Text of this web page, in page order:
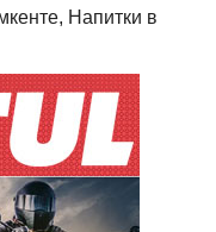
Напитки в